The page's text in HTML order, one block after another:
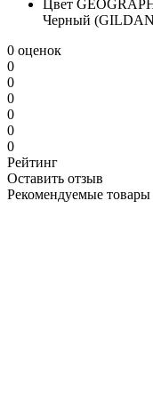
Цвет
Черный
0 оценок
0
0
0
0
0
0
Рейтинг
Оставить отзыв
Рекомендуемые товары